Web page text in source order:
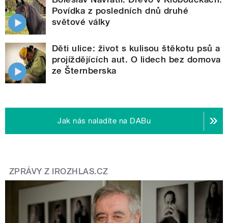
Povídka z posledních dnů druhé
světové války
Děti ulice: život s kulisou štěkotu psů a
projíždějících aut. O lidech bez domova
ze Šternberska
Jak nás naladíte na DABu
ZPRÁVY Z IROZHLAS.CZ